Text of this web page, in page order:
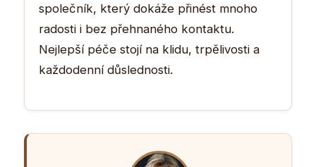
společník, který dokáže přinést mnoho
radosti i bez přehnaného kontaktu.
Nejlepší péče stojí na klidu, trpělivosti a
každodenní důslednosti.